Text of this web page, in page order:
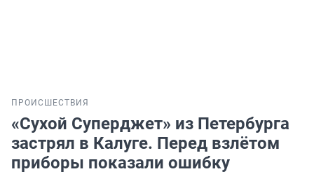
ПРОИСШЕСТВИЯ
«Сухой Суперджет» из Петербурга
застрял в Калуге. Перед взлётом
приборы показали ошибку